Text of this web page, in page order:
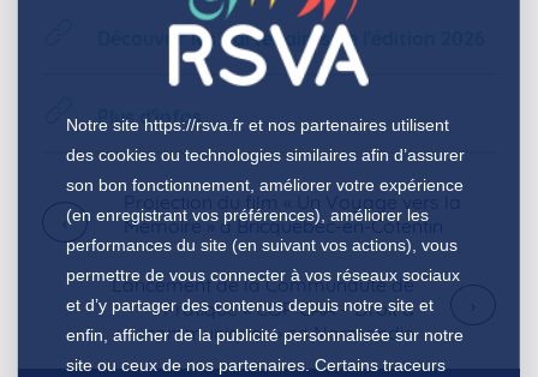
Découvrir les partenaires de l'édition 2026
Plus d'infos
›
Projection du film « Un Voyage vers la
Mémoire » à Bricquebec-en-Cotentin
Lancement de la Communauté de
Pratique « COP CAA – Droit à
communiquer » en Normandie
Notre site https://rsva.fret nos partenaires utilisent
des cookies ou technologies similaires afin d’assurer
son bon fonctionnement, améliorer votre expérience
(en enregistrant vos préférences), améliorer les
performances du site (en suivant vos actions), vous
permettre de vous connecter à vos réseaux sociaux
et d’y partager des contenus depuis notre site et
enfin, afficher de la publicité personnalisée sur notre
site ou ceux de nos partenaires. Certains traceurs